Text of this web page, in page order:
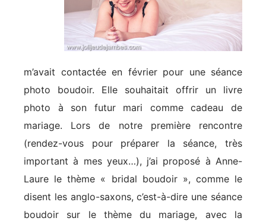
m’avait contactée en février pour une séance
photo boudoir. Elle souhaitait offrir un livre
photo à son futur mari comme cadeau de
mariage. Lors de notre première rencontre
(rendez-vous pour préparer la séance, très
important à mes yeux…), j’ai proposé à Anne-
Laure le thème « bridal boudoir », comme le
disent les anglo-saxons, c’est-à-dire une séance
boudoir sur le thème du mariage, avec la